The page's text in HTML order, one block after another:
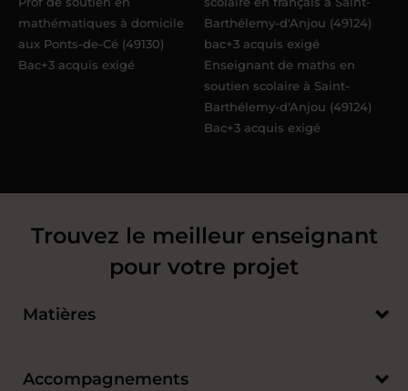
mathématiques à domicile
aux Ponts-de-Cé (49130)
Bac+3 acquis exigé
Barthélemy-d'Anjou (49124)
bac+3 acquis exigé
Enseignant de maths en
soutien scolaire à Saint-
Barthélemy-d'Anjou (49124)
Bac+3 acquis exigé
Trouvez le meilleur enseignant
pour votre projet
Matières
Accompagnements